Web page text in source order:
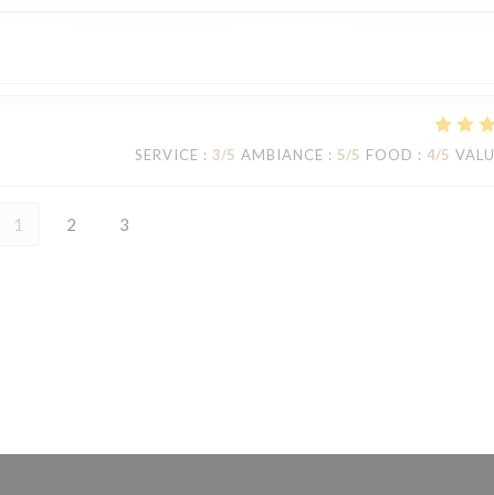
SERVICE : 3/5 AMBIANCE : 5/5 FOOD : 4/5
1 2 3